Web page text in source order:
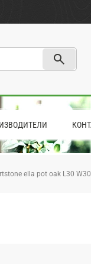
search
ella pot oak L30